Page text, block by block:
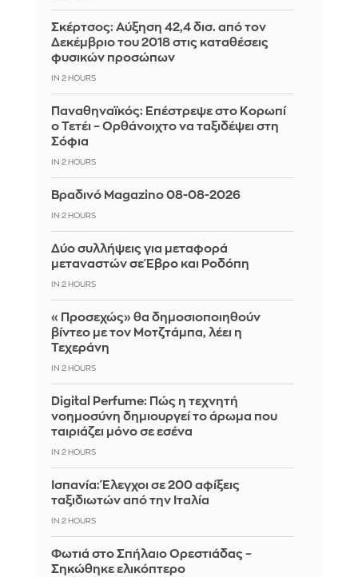
Σκέρτσος: Αύξηση 42,4 δισ. από τον
Δεκέμβριο του 2018 στις καταθέσεις
φυσικών προσώπων
IN 2 HOURS
Παναθηναϊκός: Επέστρεψε στο Κορωπί
ο Τετέι – Ορθάνοιχτο να ταξιδέψει στη
Σόφια
IN 2 HOURS
Βραδινό Magazino 08-08-2026
IN 2 HOURS
Δύο συλλήψεις για μεταφορά
μεταναστών σε Έβρο και Ροδόπη
IN 2 HOURS
«Προσεχώς» θα δημοσιοποιηθούν
βίντεο με τον Μοτζτάμπα, λέει η
Τεχεράνη
IN 2 HOURS
Digital Perfume: Πώς η τεχνητή
νοημοσύνη δημιουργεί το άρωμα που
ταιριάζει μόνο σε εσένα
IN 2 HOURS
Ισπανία: Έλεγχοι σε 200 αφίξεις
ταξιδιωτών από την Ιταλία
IN 2 HOURS
Φωτιά στο Σπήλαιο Ορεστιάδας –
Σηκώθηκε ελικόπτερο